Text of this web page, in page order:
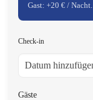
Gast: +20 € / Nacht.
Check-in
Gäste